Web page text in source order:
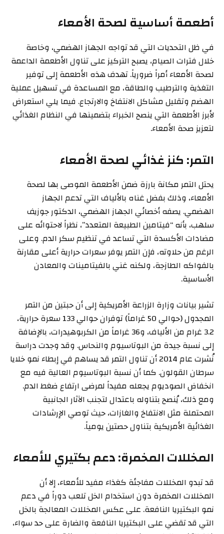
أطعمة أساسية لصحة الأمعاء
في ظل التحديات التي قد تواجه الجهاز الهضمي، وخاصة
خلال فترات الصيام، يصبح التركيز على تناول الأطعمة الداعمة
لصحة الأمعاء أمراً ضرورياً. تهدف هذه الأطعمة إلى توفير
التغذية والترطيب والطاقة، مع المساعدة في تسهيل عملية
الهضم وتقليل مشاكل الانتفاخ والارتجاع. فيما يلي استعراض
لأبرز الأطعمة التي ينصح الخبراء بتضمينها في النظام الغذائي
لتعزيز صحة الأمعاء.
التمر: كنز غذائي لصحة الأمعاء
يحتل التمر مكانة بارزة ضمن الأطعمة الموصى بها لصحة
الأمعاء، وذلك بفضل غناه بالألياف التي تدعم الجهاز
الهضمي. يصفه أخصائي الجهاز الهضمي، الدكتور جوزيف
سلهب، بأنه “فيتامين الطبيعة المتعدد”، نظراً لاحتوائه على
مضادات الأكسدة التي تساعد في تنظيم سكر الدم. وعلى
الرغم من حلاوته، فإن التمر يوفر سعرات حرارية أعلى مقارنة
بالفواكه الطازجة، ولكنه غني بالفيتامينات والمعادن
الأساسية.
تشير بيانات وزارة الزراعة الأمريكية إلى أن حبتين من التمر
المجدول (حوالي 50 غراماً) توفران حوالي 133 سعرة حرارية،
3.2 غرام من الألياف، و36 غراماً من الكربوهيدرات، بالإضافة
إلى نسبة جيدة من البوتاسيوم والنحاس. وقد وجدت دراسة
نُشرت عام 2014 أن تناول التمر قد يساهم في إبطاء نمو خلايا
سرطان القولون. كما أن نسبة البوتاسيوم العالية فيه مع
انخفاض الصوديوم يجعله مفيداً لمرضى ارتفاع ضغط الدم.
ومع ذلك، يُنصح بتناوله باعتدال لتجنب الآثار الجانبية
المحتملة مثل الانتفاخ والغازات، حيث توصي الإرشادات
الغذائية الأمريكية بتناول حصتين يومياً.
المخللات المخمرة: دعم بكتيري للأمعاء
قد تبدو المخللات مفاجئة كغذاء مفيد للأمعاء، إلا أن
المخللات المخمرة دون استخدام الخل تلعب دوراً في دعم
نمو البكتيريا النافعة. على عكس المخللات المعالجة بالخل
التي قد تقضي على البكتيريا النافعة والضارة على حد سواء،